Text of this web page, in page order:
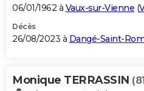
06/01/1962 à Vaux-sur-Vienne (
Décès
26/08/2023 à Dangé-Saint-
Monique TERRASSIN